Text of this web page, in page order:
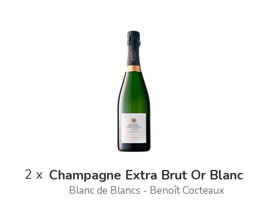
2 x Champagne Extra Brut Or Blanc
Blanc de Blancs - Benoît Cocteaux